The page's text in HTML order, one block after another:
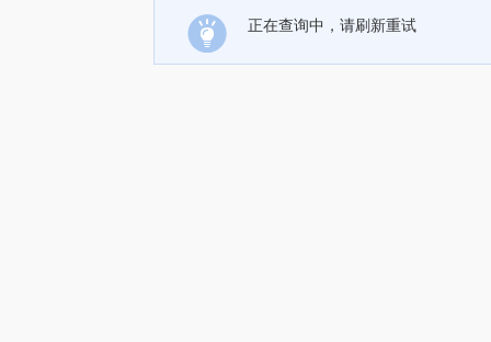
正在查询中，请刷新重试